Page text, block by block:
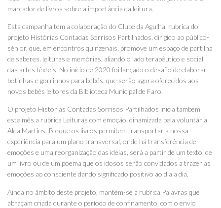
marcador de livros sobre a importância da leitura.
Esta campanha tem a colaboração do Clube da Agulha, rubrica do
projeto Histórias Contadas Sorrisos Partilhados, dirigido ao público-
sénior, que, em encontros quinzenais, promove um espaço de partilha
de saberes, leituras e memórias, aliando o lado terapêutico e social
das artes têxteis. No início de 2020 foi lançado o desafio de elaborar
botinhas e gorrinhos para bebés, que serão agora oferecidos aos
novos bebés leitores da Biblioteca Municipal de Faro.
O projeto Histórias Contadas Sorrisos Partilhados inicia também
este mês a rubrica Leituras com emoção, dinamizada pela voluntária
Alda Martins. Porque os livros permitem transportar a nossa
experiência para um plano transversal, onde há transferência de
emoções e uma reorganização das ideias, será a partir de um texto, de
um livro ou de um poema que os idosos serão convidados a trazer as
emoções ao consciente dando significado positivo ao dia a dia.
Ainda no âmbito deste projeto, mantém-se a rubrica Palavras que
abraçam criada durante o período de confinamento, com o envio